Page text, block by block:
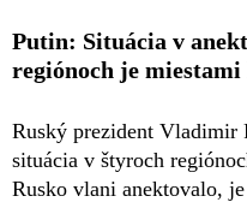
Putin: Situácia v
regiónoch je
Ruský prezident Vladimir
situácia v štyroch
Rusko vlani anektovalo,